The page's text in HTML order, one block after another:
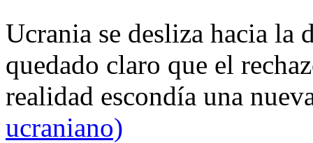
Ucrania se desliza hacia
quedado claro que el
realidad escondía una
ucraniano)